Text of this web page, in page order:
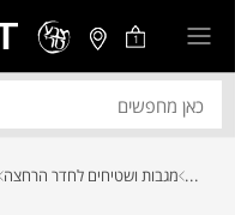
1
... מגבות ושטיחים לחדר הרחצה